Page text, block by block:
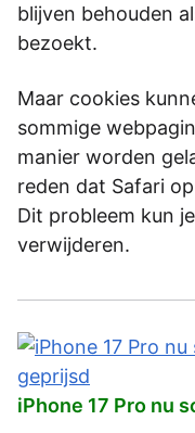
blijven behouden
bezoekt.
Maar cookies
sommige
manier worden
reden dat Safari
Dit probleem kun
verwijderen.
iPhone 17 Pro nu